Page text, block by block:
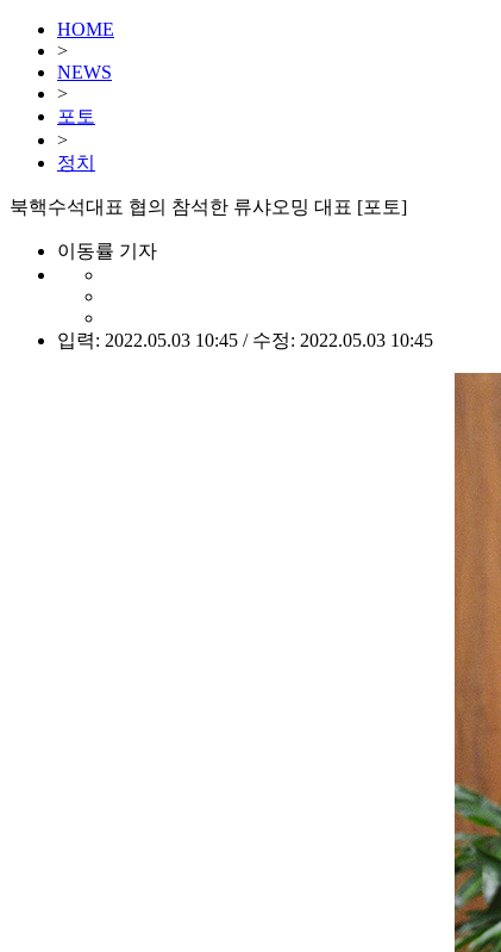
HOME
>
NEWS
>
포토
>
정치
북핵수석대표 협의 참석한 류샤오밍 대표 [포토]
이동률 기자
입력: 2022.05.03 10:45 / 수정: 2022.05.03 10:45